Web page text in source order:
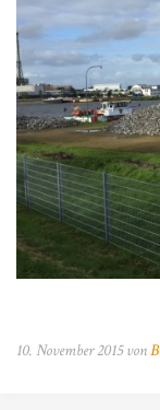
10. November 2015 von